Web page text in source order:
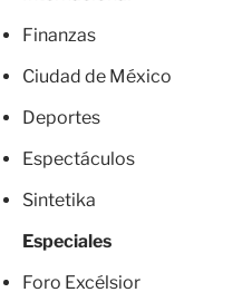
Finanzas
Ciudad de México
Deportes
Espectáculos
Sintetika
Especiales
Foro Excélsior